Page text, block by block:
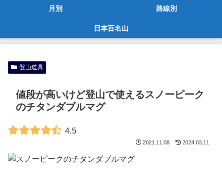
月別 路線別
日本百名山
登山道具
値段が高いけど登山で使えるスノーピーク
のチタンダブルマグ
4.5
2021.11.08 2024.03.11